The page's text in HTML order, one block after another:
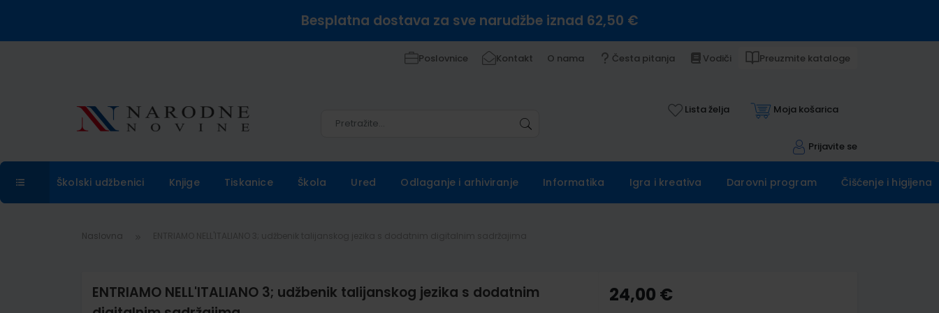
Besplatna dostava za sve narudžbe iznad 62,50 €
Poslovnice Kontakt O nama Česta pitanja Vodiči Preuzmite kataloge
Lista želja Moja košarica
Prijavite se
Školski udžbenici Knjige Tiskanice Škola Ured Odlaganje i arhiviranje Informatika Igra i kreativa Darovni program Čišćenje i higijena
Naslovna
ENTRIAMO NELL'ITALIANO 3; udžbenik talijanskog jezika s dodatnim
24,00 €